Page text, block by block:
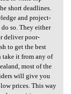
are
short deadlines.
and project-
so. They either
deliver poor-
to get the best
take it from any of
most of the
will give you
prices. This way